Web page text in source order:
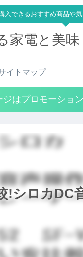
入できるおすすめ商品や
家電と美
イトマップ
ジはプロモーショ
!シロカDC